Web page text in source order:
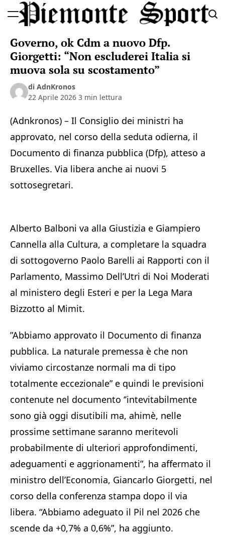
to
Sport
Governo, ok Cdm a nuovo Dfp.
Giorgetti: “Non escluderei Italia si
muova sola su scostamento”
di AdnKronos
22 Aprile 2026 3 min lettura
(Adnkronos) – Il Consiglio dei ministri ha
approvato, nel corso della seduta odierna, il
Documento di finanza pubblica (Dfp), atteso a
Bruxelles. Via libera anche ai nuovi 5
sottosegretari.
Alberto Balboni va alla Giustizia e Giampiero
Cannella alla Cultura, a completare la squadra
di sottogoverno Paolo Barelli ai Rapporti con il
Parlamento, Massimo Dell’Utri di Noi Moderati
al ministero degli Esteri e per la Lega Mara
Bizzotto al Mimit.
”Abbiamo approvato il Documento di finanza
pubblica. La naturale premessa è che non
viviamo circostanze normali ma di tipo
totalmente eccezionale” e quindi le previsioni
contenute nel documento ‘’intevitabilmente
sono già oggi disutibili ma, ahimè, nelle
prossime settimane saranno meritevoli
probabilmente di ulteriori approfondimenti,
adeguamenti e aggrionamenti”, ha affermato il
ministro dell’Economia, Giancarlo Giorgetti, nel
corso della conferenza stampa dopo il via
libera. “Abbiamo adeguato il Pil nel 2026 che
scende da +0,7% a 0,6%”, ha aggiunto.